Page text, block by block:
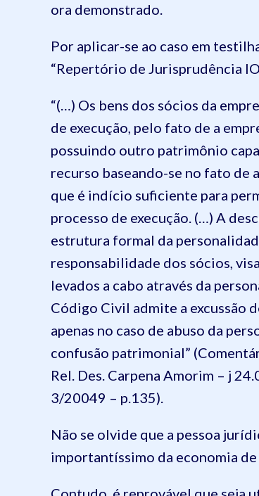
ora demonstrado.
Por aplicar-se ao caso em
“Repertório de Jurisprudência
“(…) Os bens dos sócios da
de execução, pelo fato de a
possuindo outro patrimônio
recurso baseando-se no fato de
que é indício suficiente para
processo de execução. (…) A
estrutura formal da
responsabilidade dos sócios,
levados a cabo através da
Código Civil admite a excussão
apenas no caso de abuso da
confusão patrimonial”
Rel. Des. Carpena Amorim – j
3/20049 – p.135).
Não se olvide que a pessoa
importantíssimo da economia